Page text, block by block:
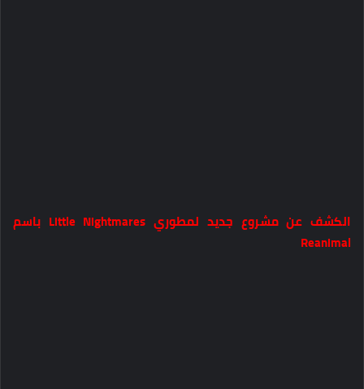
الكشف عن مشروع جديد لمطوري Little Nightmares باسم
Reanimal